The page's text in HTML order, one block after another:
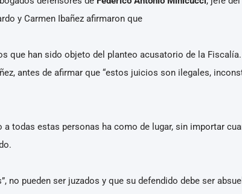
y Carmen Ibañez afirmaron que
que han sido objeto del planteo acusatorio de la
antes de afirmar que “estos juicios son ilegales,
todas estas personas ha como de lugar, sin importar
no pueden ser juzados y que su defendido debe ser